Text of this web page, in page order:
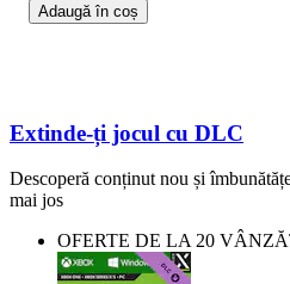
Adaugă în coș
Extinde-ți jocul cu DLC
Descoperă conținut nou și
mai jos
OFERTE DE LA 20